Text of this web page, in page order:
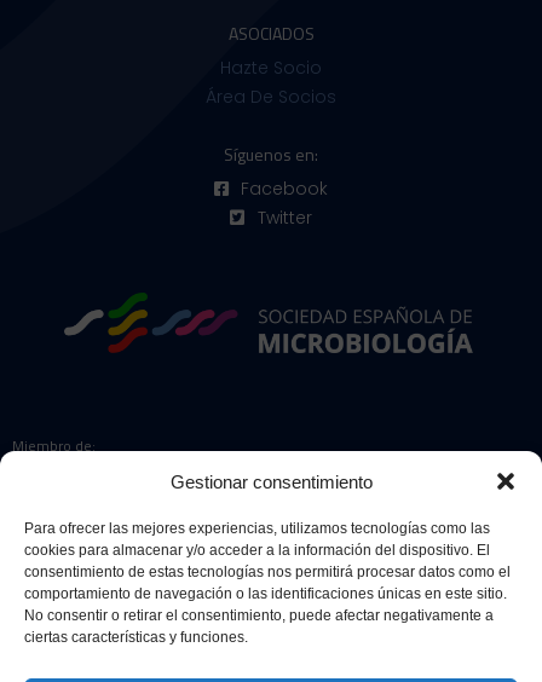
Gestionar consentimiento
Para ofrecer las mejores experiencias, utilizamos tecnologías como las
cookies para almacenar y/o acceder a la información del dispositivo. El
consentimiento de estas tecnologías nos permitirá procesar datos como el
comportamiento de navegación o las identificaciones únicas en este sitio.
No consentir o retirar el consentimiento, puede afectar negativamente a
ciertas características y funciones.
Miembro de:
Colaboradores:
ASOCIADOS
Hazte Socio
Área De Socios
Síguenos en:
Facebook
Twitter